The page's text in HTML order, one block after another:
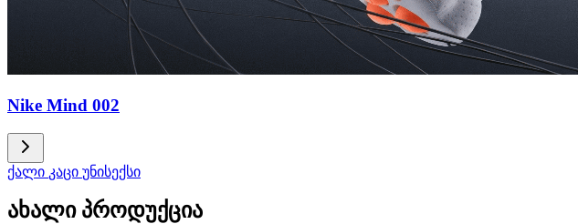
Nike Mind 002
ქალი კაცი უნისექსი
ახალი პროდუქცია